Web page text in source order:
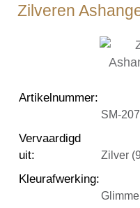
Zilveren
Artikelnummer:
SM-
Vervaardigd
uit: Zilver
Kleurafwerking: